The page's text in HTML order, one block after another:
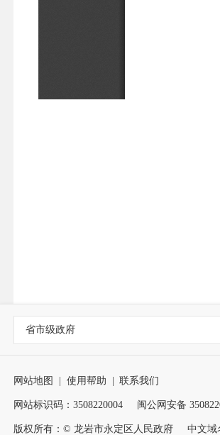
省市级政府
网站地图 使用帮助 联系我们
网站标识码：3508220004 闽公网安备
版权所有：© 龙岩市永定区人民政府 中文域